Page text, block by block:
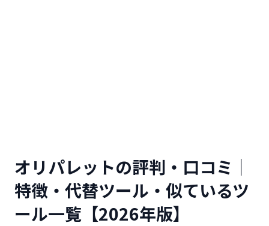
オリパレットの評判・口コミ｜
特徴・代替ツール・似ているツ
ール一覧【2026年版】